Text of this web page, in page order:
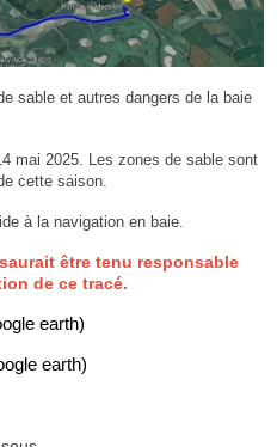
sable et autres dangers de la baie
mai 2025. Les zones de sable sont
cette saison.
à la navigation en baie.
être tenu responsable
de ce tracé.
earth)
earth)